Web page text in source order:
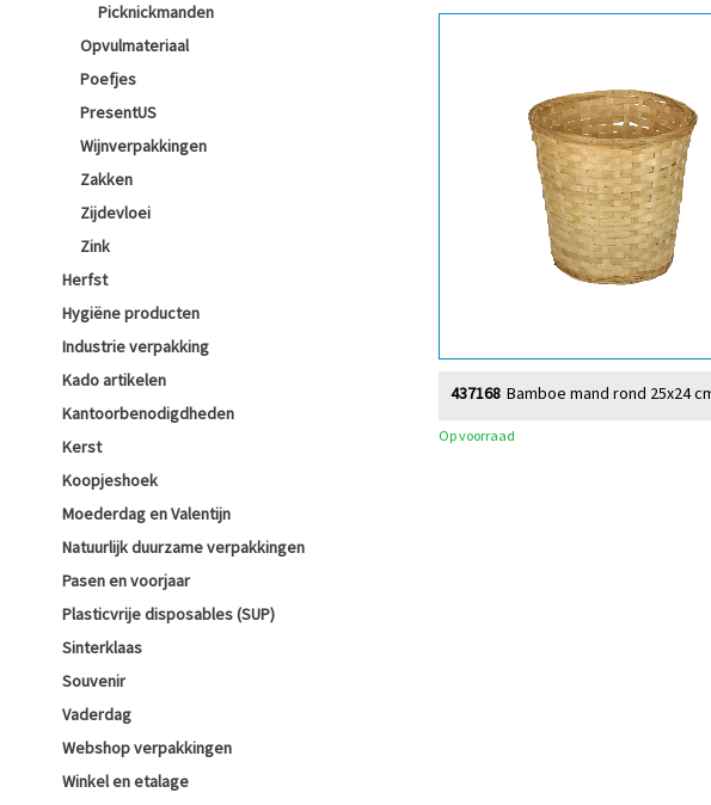
Picknickmanden
Opvulmateriaal
Poefjes
PresentUS
Wijnverpakkingen
Zakken
Zijdevloei
Zink
Herfst
Hygiëne producten
Industrie verpakking
Kado artikelen
Kantoorbenodigdheden
Kerst
Koopjeshoek
Moederdag en Valentijn
Natuurlijk duurzame verpakkingen
Pasen en voorjaar
Plasticvrije disposables (SUP)
Sinterklaas
Souvenir
Vaderdag
Webshop verpakkingen
Winkel en etalage
Bamboe mand rond 25x24
437168
Op voorraad